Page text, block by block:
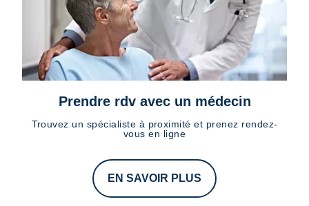
Prendre rdv avec un médecin
Trouvez un spécialiste à proximité et prenez rendez-
vous en ligne
EN SAVOIR PLUS